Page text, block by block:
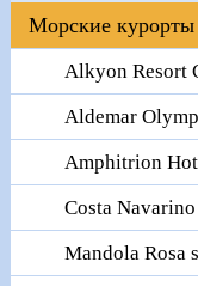
Морские
Alkyon Resort
Aldemar
Amphitrion
Costa
Mandola Rosa